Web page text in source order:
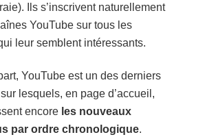
Ils s’inscrivent naturellement
YouTube sur tous les
leur semblent intéressants.
YouTube est un des derniers
lesquels, en page d’accueil,
encore les nouveaux
par ordre chronologique.